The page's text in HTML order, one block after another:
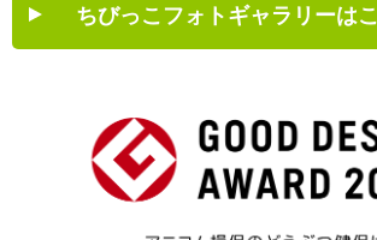
ちびっこフォトギャラリーは